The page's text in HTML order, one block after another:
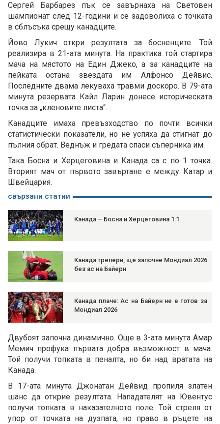
Сергей Барбарез пък се завърнаха на Световен
шампионат след 12-години и се задоволиха с точката
в сблъсъка срещу канадците.
Йово Лукич откри резултата за босненците. Той
реализира в 21-ата минута. На практика той стартира
мача на мястото на Един Джеко, а за канадците на
пейката остана звездата им Алфонсо Дейвис.
Последните двама лекуваха травми доскоро. В 79-ата
минута резервата Кайл Ларин донесе историческата
точка за „кленовите листа“.
Канадците имаха превъзходство по почти всички
статистически показатели, но не успяха да стигнат до
пълния обрат. Веднъж и гредата спаси съперника им.
Така Босна и Херцеговина и Канада са с по 1 точка.
Вторият мач от първото завъртане е между Катар и
Швейцария.
свързани статии
Канада – Босна и Херцеговина 1:1
Канада трепери, ще започне Мондиал 2026
без ас на Байерн
Канада плаче: Ас на Байерн не е готов за
Мондиал 2026
Двубоят започна динамично. Още в 3-ата минута Амар
Мемич профука първата добра възможност в мача.
Той получи топката в пеналта, но би над вратата на
Канада.
В 17-ата минута Джонатан Дейвид пропиля златен
шанс да открие резултата. Нападателят на Ювентус
получи топката в наказателното поле. Той стреля от
упор от точката на дузпата, но право в ръцете на